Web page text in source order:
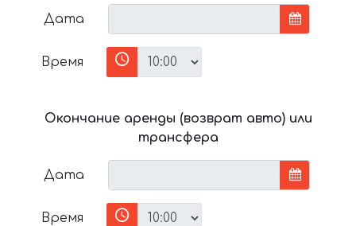
Дата
Время
Окончание аренды (возврат авто) или
трансфера
Дата
Время